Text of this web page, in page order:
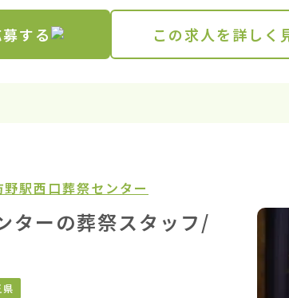
する この求人を詳しく
駅西口葬祭センター
ターの葬祭スタッフ/